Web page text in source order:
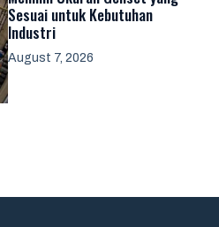
Sesuai untuk Kebutuhan
Industri
August 7, 2026